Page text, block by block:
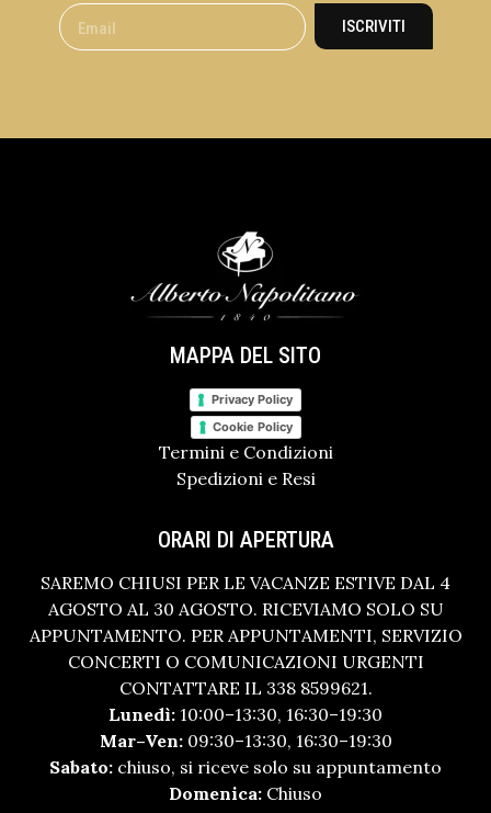
ISCRIVITI
MAPPA DEL SITO
Privacy Policy
Cookie Policy
Termini e Condizioni
Spedizioni e Resi
ORARI DI APERTURA
SAREMO CHIUSI PER LE VACANZE ESTIVE DAL 4
AGOSTO AL 30 AGOSTO. RICEVIAMO SOLO SU
APPUNTAMENTO. PER APPUNTAMENTI, SERVIZIO
CONCERTI O COMUNICAZIONI URGENTI
CONTATTARE IL 338 8599621.
Lunedì: 10:00–13:30, 16:30–19:30
Mar–Ven:09:30–13:30, 16:30–19:30
Sabato: chiuso, si riceve solo su appuntamento
Domenica: Chiuso